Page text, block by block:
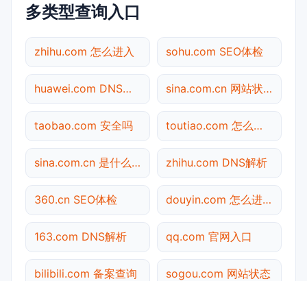
多类型查询入口
zhihu.com 怎么进入 sohu.com SEO体检
huawei.com DNS解析 sina.com.cn 网站状态
taobao.com 安全吗 toutiao.com 怎么进入
sina.com.cn 是什么网站 zhihu.com DNS解析
360.cn SEO体检 douyin.com 怎么进入
163.com DNS解析 qq.com 官网入口
bilibili.com 备案查询 sogou.com 网站状态